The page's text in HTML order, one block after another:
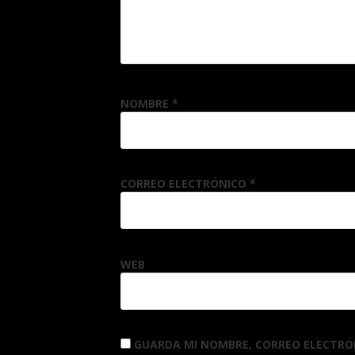
NOMBRE *
CORREO ELECTRÓNICO *
WEB
GUARDA MI NOMBRE, CORREO